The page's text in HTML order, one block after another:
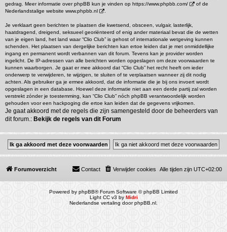
gedrag. Meer informatie over phpBB kun je vinden op https://www.phpbb.com/
of de
Nederlandstalige website www.phpbb.nl
Je verklaart geen berichten te plaatsen die kwetsend, obsceen, vulgair, lasterlijk,
haatdragend, dreigend, seksueel georiënteerd of enig ander materiaal bevat die de wetten
van je eigen land, het land waar “Clio Club” is gehost of internationale wetgeving kunnen
schenden. Het plaatsen van dergelijke berichten kan ertoe leiden dat je met onmiddellijke
ingang en permanent wordt verbannen van dit forum. Tevens kan je provider worden
ingelicht. De IP-adressen van alle berichten worden opgeslagen om deze voorwaarden te
kunnen waarborgen. Je gaat er mee akkoord dat “Clio Club” het recht heeft om ieder
onderwerp te verwijderen, te wijzigen, te sluiten of te verplaatsen wanneer zij dit nodig
achten. Als gebruiker ga je ermee akkoord, dat de informatie die je bij ons invoert wordt
opgeslagen in een database. Hoewel deze informatie niet aan een derde partij zal worden
verstrekt zónder je toestemming, kan “Clio Club” nóch phpBB verantwoordelijk worden
gehouden voor een hackpoging die ertoe kan leiden dat de gegevens vrijkomen.
Je gaat akkoord met de regels die zijn samengesteld door de beheerders van
dit forum.: Bekijk de regels van dit Forum
Forumoverzicht Alle tijden zijn UTC+02:00
Verwijder cookies
Contact
Powered by phpBB® Forum Software © phpBB Limited
Light CC v3 by Midri
Nederlandse vertaling doorphpBB.nl .